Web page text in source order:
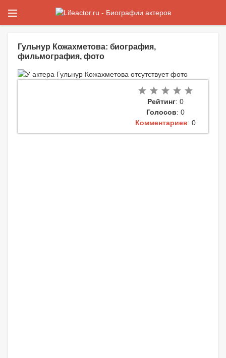
Гульнур Кожахметова: биография,
фильмография, фото
Рейтинг: 0
Голосов: 0
Комментариев: 0